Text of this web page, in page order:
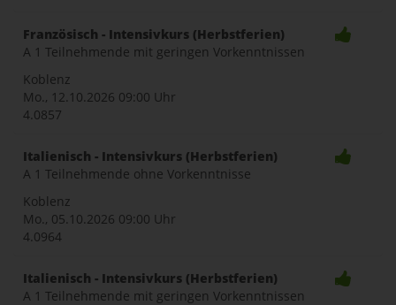
Französisch - Intensivkurs (Herbstferien)
A 1 Teilnehmende mit geringen Vorkenntnissen
Koblenz
Mo., 12.10.2026 09:00 Uhr
4.0857
Italienisch - Intensivkurs (Herbstferien)
A 1 Teilnehmende ohne Vorkenntnisse
Koblenz
Mo., 05.10.2026 09:00 Uhr
4.0964
Italienisch - Intensivkurs (Herbstferien)
A 1 Teilnehmende mit geringen Vorkenntnissen